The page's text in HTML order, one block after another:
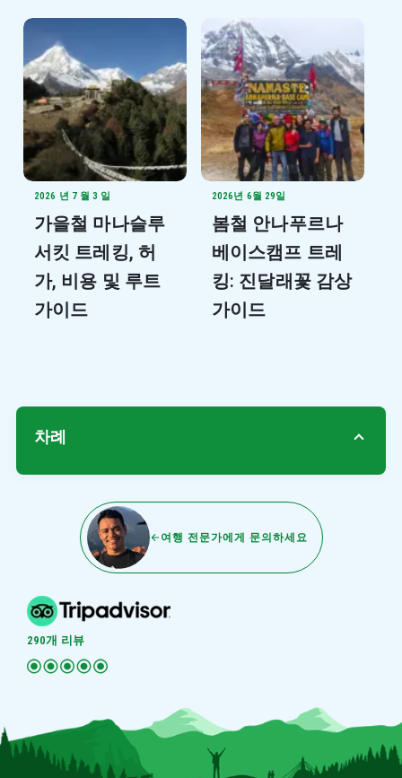
2026 년 7 월 3 일
가을철 마나슬루
서킷 트레킹, 허
가, 비용 및 루트
가이드
2026년 6월 29일
봄철 안나푸르나
베이스캠프 트레
킹: 진달래꽃 감상
가이드
차례
여행 전문가에게 문의하세요
290개 리뷰